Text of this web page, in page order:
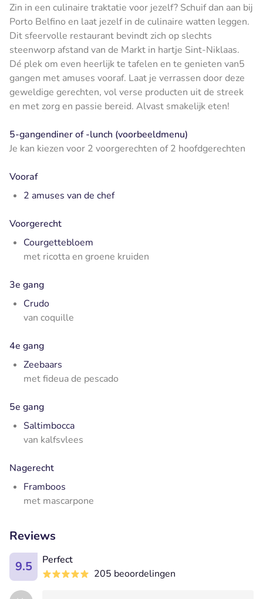
Zin in een culinaire traktatie voor jezelf? Schuif dan aan bij
Porto Belfino en laat jezelf in de culinaire watten leggen.
Dit sfeervolle restaurant bevindt zich op slechts
steenworp afstand van de Markt in hartje Sint-Niklaas.
Dé plek om even heerlijk te tafelen en te genieten van5
gangen met amuses vooraf. Laat je verrassen door deze
geweldige gerechten, vol verse producten uit de streek
en met zorg en passie bereid. Alvast smakelijk eten!
5-gangendiner of -lunch (voorbeeldmenu)
Je kan kiezen voor 2 voorgerechten of 2 hoofdgerechten
Vooraf
2 amuses van de chef
Voorgerecht
Courgettebloem
met ricotta en groene kruiden
3e gang
Crudo
van coquille
4e gang
Zeebaars
met fideua de pescado
5e gang
Saltimbocca
van kalfsvlees
Nagerecht
Framboos
met mascarpone
Reviews
9.5
Perfect
205 beoordelingen